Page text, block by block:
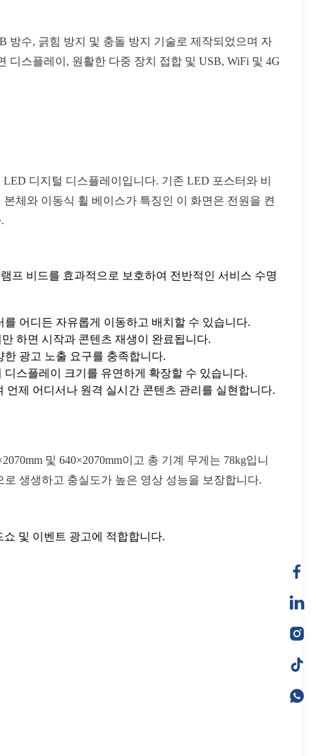
방수, 긁힘 방지 및 충돌 방지 기술로 제작되었으며 자
스플레이, 원활한 다중 장치 접합 및 USB, WiFi 및 4G
디지털 디스플레이입니다. 기존 LED 포스터와 비
체와 이동식 휠 베이스가 특징인 이 화면은 전원을 켠
프 비드를 효과적으로 보호하여 전반적인 서비스 수명
어디든 자유롭게 이동하고 배치할 수 있습니다.
하면 시작과 콘텐츠 재생이 완료됩니다.
광고 노출 요구를 충족합니다.
스플레이 크기를 유연하게 확장할 수 있습니다.
제 어디서나 원격 실시간 콘텐츠 관리를 실현합니다.
및 640×2070mm이고 총 기계 무게는 78kg입니
로 생생하고 충실도가 높은 영상 성능을 보장합니다.
및 이벤트 광고에 적합합니다.